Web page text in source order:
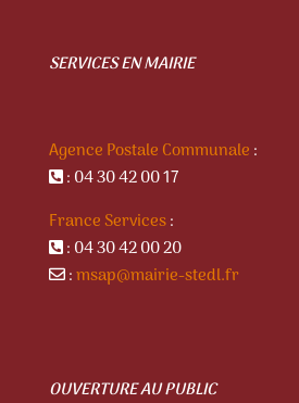
SERVICES EN MAIRIE
Agence Postale Communale :
: 04 30 42 00 17
France Services:
: 04 30 42 00 20
:msap@mairie-stedl.fr
OUVERTURE AU PUBLIC